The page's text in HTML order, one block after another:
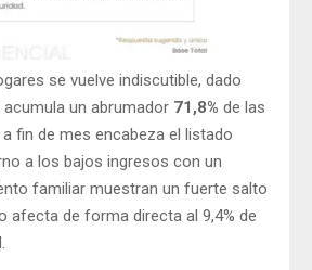
se vuelve indiscutible, dado
un abrumador 71,8% de las
fin de mes encabeza el listado
a los bajos ingresos con un
familiar muestran un fuerte salto
afecta de forma directa al 9,4% de